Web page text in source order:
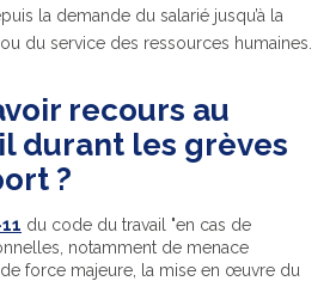
la demande du salarié jusqu’à la
du service des ressources humaines.
recours au
durant les grèves
?
du code du travail "en cas de
notamment de menace
force majeure, la mise en œuvre du